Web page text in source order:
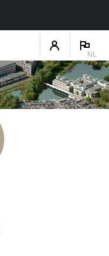
NL